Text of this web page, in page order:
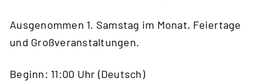
Ausgenommen 1. Samstag im Monat, Feiertage
und Großveranstaltungen.
Beginn: 11:00 Uhr (Deutsch)